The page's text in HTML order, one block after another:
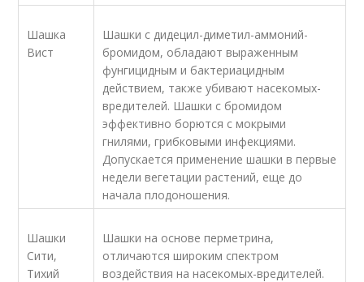
Шашка
Вист
Шашки с дидецил-диметил-аммоний-
бромидом, обладают выраженным
фунгицидным и бактериацидным
действием, также убивают насекомых-
вредителей. Шашки с бромидом
эффективно борются с мокрыми
гнилями, грибковыми инфекциями.
Допускается применение шашки в первые
недели вегетации растений, еще до
начала плодоношения.
Шашки
Сити,
Тихий
Шашки на основе перметрина,
отличаются широким спектром
воздействия на насекомых-вредителей.